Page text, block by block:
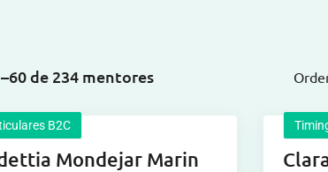
de 234 mentores
B2C
Mondejar Marin